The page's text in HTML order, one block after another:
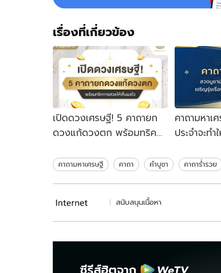
เรื่องที่เกี่ยวข้อง
เปิดดวงเศรษฐี! 5 คาถายก
ดวงแก้ดวงตก พร้อมทริค
คาถามหาเ
ประจำจะท
คาถามหาเศรษฐี คาถา คำบูชา คาถาร่ำรวย
สนับสนุนเนื้อหา